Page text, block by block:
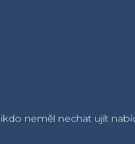
neměl nechat ujít